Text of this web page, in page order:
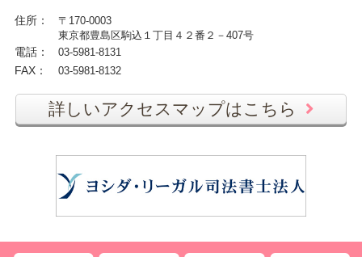
住所：
〒170-0003
東京都豊島区駒込１丁目４２番２－407号
電話： 03-5981-8131
FAX： 03-5981-8132
詳しいアクセスマップはこちら